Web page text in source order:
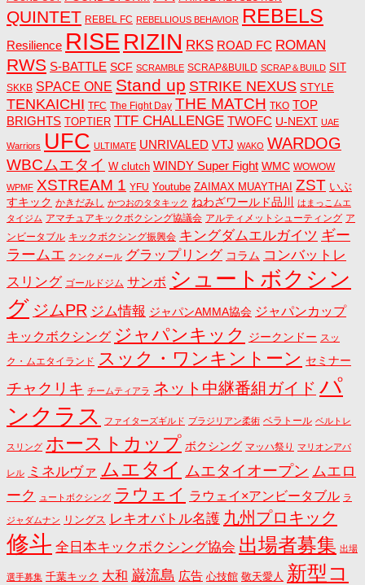
QUINTET REBEL FC REBELLIOUS BEHAVIOR REBELS
Resilience RISE RIZIN RKS ROAD FC ROMAN
RWS S-BATTLE SCF SCRAMBLE SCRAP&BUILD SCRAP＆BUILD SIT
SKKB SPACE ONE Stand up STRIKE NEXUS STYLE
TENKAICHI TFC The Fight Day THE MATCH TKO TOP
BRIGHTS TOPTIER TTF CHALLENGE TWOFC U-NEXT UAE
Warriors UFC ULTIMATE UNRIVALED VTJ WAKO WARDOG
WBCムエタイ W clutch WINDY Super Fight WMC WOWOW
WPMF XSTREAM 1 YFU Youtube ZAIMAX MUAYTHAI ZST いぶ
すキック かきだみし かつおのタタキック ねわざワールド品川
はまっこムエ
タイジム アマチュアキックボクシング協議会 アルティメットシューティング ア
ンビータブル キックボクシング振興会 キングダムエルガイツ ギー
ラームエ クンクメール グラップリング コラム コンバットレ
スリング ゴールドジム サンボ シュートボクシン
グ ジムPR ジム情報 ジャパンAMMA協会 ジャパンカップ
キックボクシング ジャパンキック ジークンドー スッ
ク・ムエタイランド スック・ワンキントーン セミナー
チャクリキ チームティアラ ネット中継番組ガイド パ
ンクラス
ファイターズギルド ブラジリアン柔術 ベラトール ベルトレ
スリング ホーストカップ ボクシング マッハ祭り マリオンアパ
レル ミネルヴァ ムエタイ ムエタイオープン ムエロ
ーク
ュートボクシング ラウェイ ラウェイ×アンビータブル ラ
ジャダムナン リングス レキオバトル名護 九州プロキック
修斗 全日本キックボクシング協会 出場者募集 出場
選手募集 千葉キック 大和 巌流島 広告 心技館 敬天愛人 新型コ